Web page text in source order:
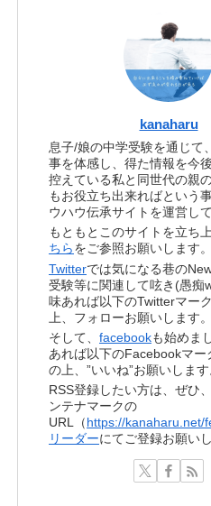
kanaharu
息子/娘の中学受験を通じて
事を体感し、得た情報を今
控えている私と同世代の親
もお役立ち出来ればという
ウハウ伝承サイトを運営して
もともとこのサイトを立ち
ちらをご参照お願いします。
Twitterでは気になる巷の
受験等に関連して呟き(愚痴
味あれば以下のTwitterマー
上、フォローお願いします。
そして、 facebookも始めま
あれば以下のFacebookマー
の上、”いいね”お願いします
RSS登録したい方は、ぜひ
ンテナマークの
URL（https://kanaharu.net/
リーダーにてご登録お願いし